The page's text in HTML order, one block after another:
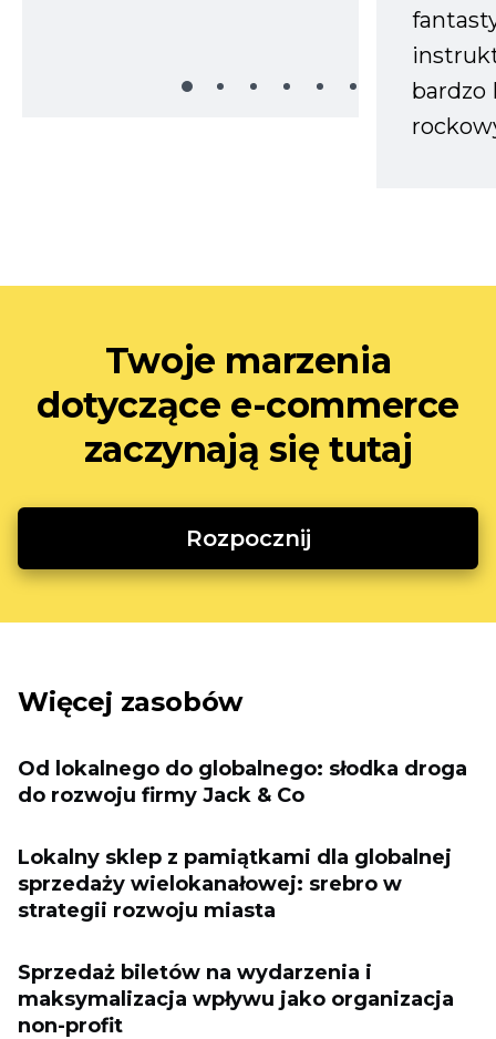
bardzo
Twoje marzenia
dotyczące e-commerce
zaczynają się tutaj
Rozpocznij
Więcej zasobów
Od lokalnego do globalnego: słodka droga
do rozwoju firmy Jack & Co
Lokalny sklep z pamiątkami dla globalnej
sprzedaży wielokanałowej: srebro w
strategii rozwoju miasta
Sprzedaż biletów na wydarzenia i
maksymalizacja wpływu jako organizacja
non-profit